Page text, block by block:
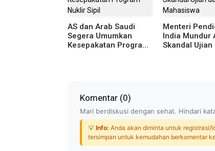
AS dan Arab Saudi
Segera Umumkan
Kesepakatan Program
Menteri
India Mundur
Skandal Ujian
Komentar (0)
Mari berdiskusi dengan sehat. Hindari
💡 Info: Anda akan diminta untuk registrasi/
tersimpan untuk kemudahan berkomentar